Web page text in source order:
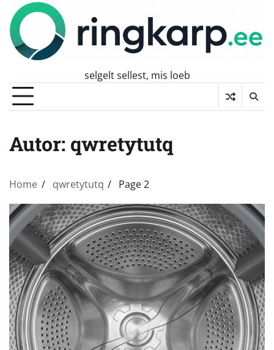
Skip
content
selgelt sellest, mis loeb
Autor: qwretytutq
Home qwretytutq Page 2